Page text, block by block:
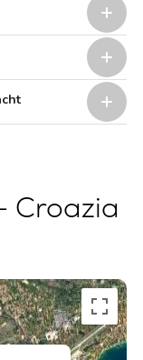
Croazia